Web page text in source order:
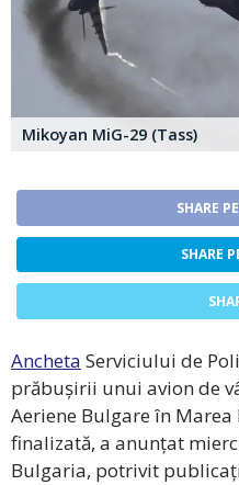
Mikoyan MiG-29 (Tass)
SHARE
SHARE
Ancheta Serviciului de
prăbușirii unui avion de
Aeriene Bulgare în
finalizată, a anunțat
Bulgaria, potrivit